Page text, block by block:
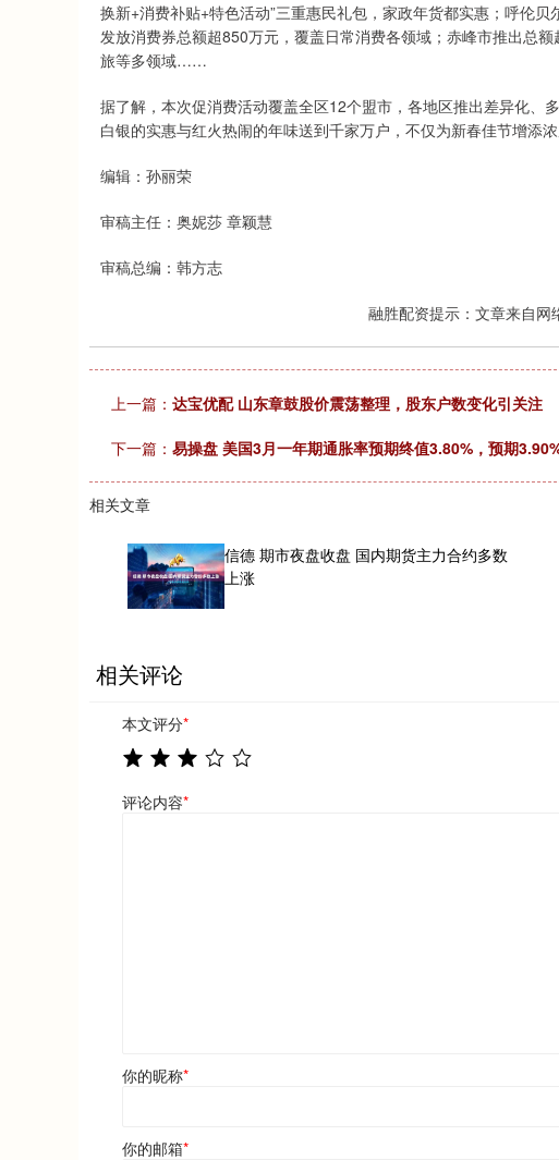
换新+消费补贴+特色活动”三重惠民礼包，家政年货都实惠；呼伦
发放消费券总额超850万元，覆盖日常消费各领域；赤峰市推出总
旅等多领域……
据了解，本次促消费活动覆盖全区12个盟市，各地区推出差异化、
白银的实惠与红火热闹的年味送到千家万户，不仅为新春佳节增添
编辑：孙丽荣
审稿主任：奥妮莎 章颖慧
审稿总编：韩方志
融胜配资提示：文章来自网
上一篇： 达宝优配 山东章鼓股价震荡整理，股东户数变化引关注
下一篇： 易操盘 美国3月一年期通胀率预期终值3.80%，预期
相关文章
信德 期市夜盘收盘 国内期货主力合约多数
上涨
相关评论
本文评分*
评论内容*
你的昵称*
你的邮箱*